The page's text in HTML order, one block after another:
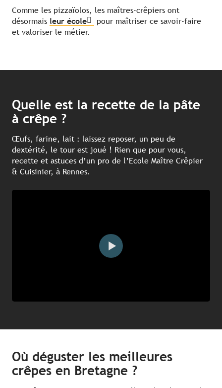
Comme les pizzaïolos, les maîtres-crêpiers ont
désormais leur école
pour maîtriser ce savoir-faire
et valoriser le métier.
Quelle est la recette de la pâte
à crêpe ?
Œufs, farine, lait : laissez reposer, un peu de
dextérité, le tour est joué ! Rien que pour vous,
recette et astuces d’un pro de l’Ecole Maître Crêpier
& Cuisinier, à Rennes.
Où déguster les meilleures
crêpes en Bretagne ?